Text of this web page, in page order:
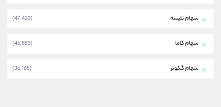
سهام تلیسه (47,433)
سهام کاما (46,853)
سهام گکوثر (36,165)